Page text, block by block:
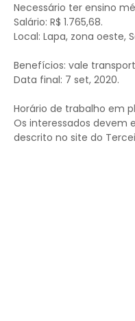
Necessário ter ensino
Salário: R$ 1.765,68.
Local: Lapa, zona oeste,
Benefícios: vale
Data final: 7 set, 2020.
Horário de trabalho em
Os interessados devem
descrito no site do